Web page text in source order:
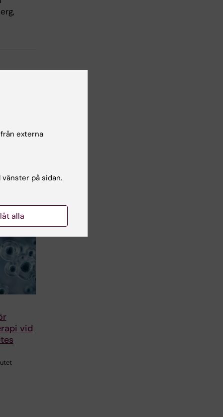
vid
externa
på sidan.
alla